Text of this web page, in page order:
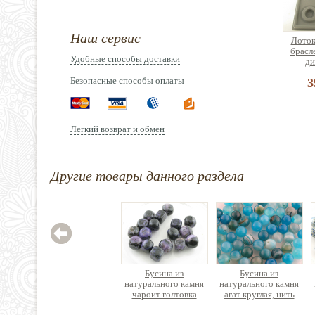
Наш сервис
Удобные способы доставки
Безопасные способы оплаты
Легкий возврат и обмен
Другие товары данного раздела
Бусина из
натурального камня
чароит голтовка
Бусина из
натурального камня
агат круглая, нить